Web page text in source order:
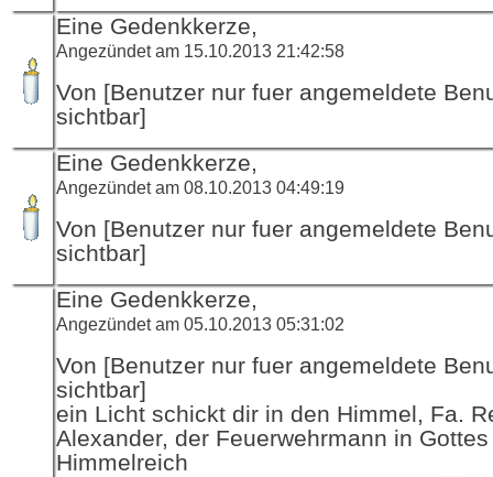
Eine Gedenkkerze,
Angezündet am 15.10.2013 21:42:58
Von [Benutzer nur fuer angemeldete
sichtbar]
Eine Gedenkkerze,
Angezündet am 08.10.2013 04:49:19
Von [Benutzer nur fuer angemeldete
sichtbar]
Eine Gedenkkerze,
Angezündet am 05.10.2013 05:31:02
Von [Benutzer nur fuer angemeldete
sichtbar]
ein Licht schickt dir in den Himmel, Fa.
Alexander, der Feuerwehrmann in Gottes
Himmelreich